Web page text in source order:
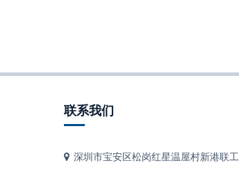
联系我们
深圳市宝安区松岗红星温屋村新港联工